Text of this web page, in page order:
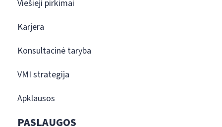
Viešieji pirkimai
Karjera
Konsultacinė taryba
VMI strategija
Apklausos
PASLAUGOS